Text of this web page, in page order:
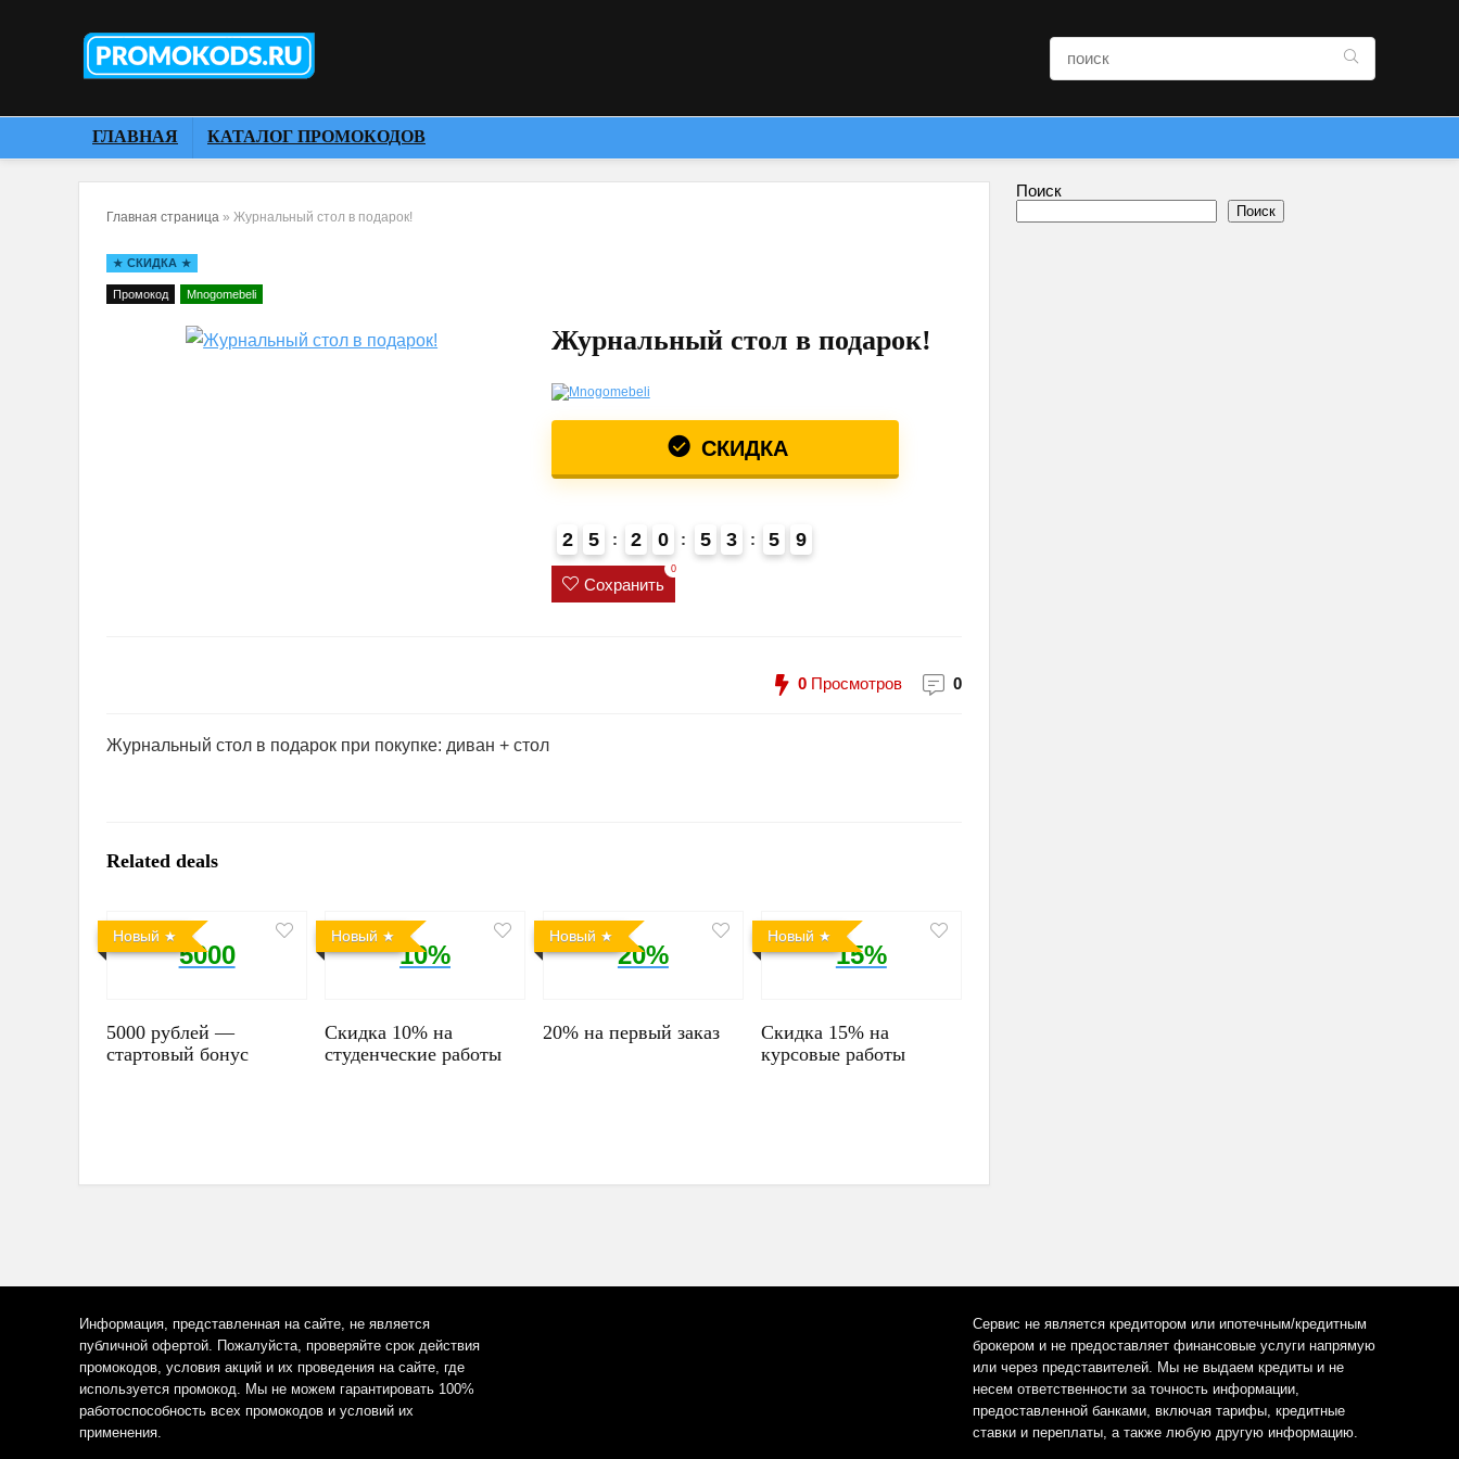
ГЛАВНАЯ КАТАЛОГ ПРОМОКОДОВ
Главная страница » Журнальный стол в подарок!
СКИДКА
Промокод Mnogomebeli
Журнальный стол в подарок!
СКИДКА
2 5 2 0 5 3 5 9
Сохранить
0
0 Просмотров 0
Журнальный стол в подарок при покупке: диван + стол
Related deals
Новый
5000
5000 рублей —
стартовый бонус
Новый
10%
Скидка 10% на
студенческие работы
Новый
20%
20% на первый заказ
Новый
15%
Скидка 15% на
курсовые работы
Поиск
Поиск
Информация, представленная на сайте, не является
публичной офертой. Пожалуйста, проверяйте срок действия
промокодов, условия акций и их проведения на сайте, где
используется промокод. Мы не можем гарантировать 100%
работоспособность всех промокодов и условий их
применения.
Сервис не является кредитором или ипотечным/кредитным
брокером и не предоставляет финансовые услуги напрямую
или через представителей. Мы не выдаем кредиты и не
несем ответственности за точность информации,
предоставленной банками, включая тарифы, кредитные
ставки и переплаты, а также любую другую информацию.